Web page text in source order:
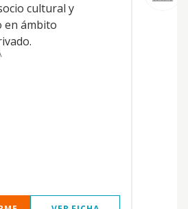
cultural y
en ámbito